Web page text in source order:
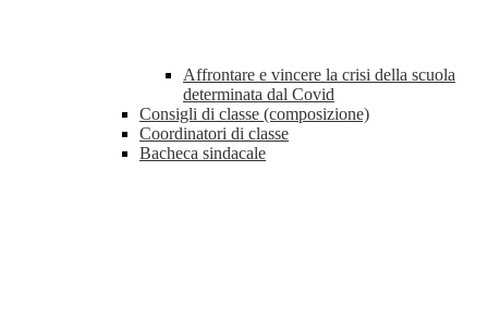
Affrontare e vincere la crisi della scuola
determinata dal Covid
Consigli di classe (composizione)
Coordinatori di classe
Bacheca sindacale